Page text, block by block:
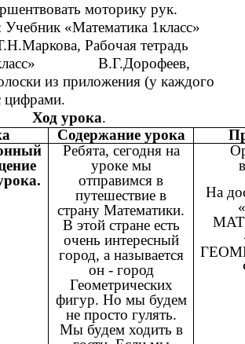
моторику рук.
Учебник «Математика 1класс»
Рабочая тетрадь
1класс» В.Г.Дорофеев,
из приложения (у каждого
цифрами.
Ход урока.
Содержание урока
Ребята, сегодня на
уроке мы
отправимся в
путешествие в
страну Математики.
В этой стране есть
очень интересный
город, а называется
он - город
Геометрических
фигур. Но мы будем
не просто гулять.
Мы будем ходить в
На